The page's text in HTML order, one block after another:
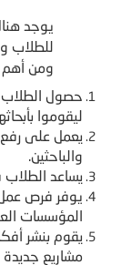
يوجد
للطلاب
ومن أهم
حصول الطلاب
ليقوموا
يعمل على رفع
والباحثين.
يساعد
يوفر فرص
المؤسسات
يقوم بنشر
مشاريع